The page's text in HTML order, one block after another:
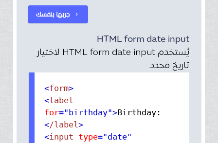
جربها بنفسك chevron_right
HTML form date input
يُستخدم HTML form date input لاختيار
تاريخ محدد.
<form>
<label
for="birthday">Birthday:
</label >
<input type="date"